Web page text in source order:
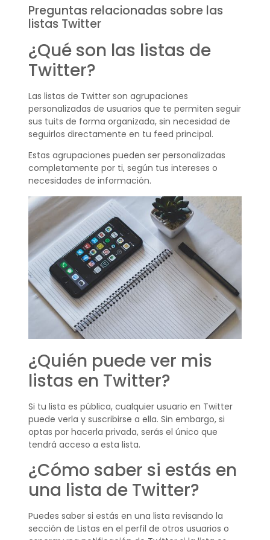
Preguntas relacionadas sobre las
listas Twitter
¿Qué son las listas de
Twitter?
Las listas de Twitter son agrupaciones
personalizadas de usuarios que te permiten seguir
sus tuits de forma organizada, sin necesidad de
seguirlos directamente en tu feed principal.
Estas agrupaciones pueden ser personalizadas
completamente por ti, según tus intereses o
necesidades de información.
¿Quién puede ver mis
listas en Twitter?
Si tu lista es pública, cualquier usuario en Twitter
puede verla y suscribirse a ella. Sin embargo, si
optas por hacerla privada, serás el único que
tendrá acceso a esta lista.
¿Cómo saber si estás en
una lista de Twitter?
Puedes saber si estás en una lista revisando la
sección de Listas en el perfil de otros usuarios o